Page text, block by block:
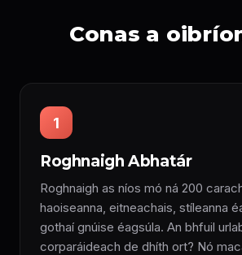
Conas a
1
Roghnaigh Abhatár
Roghnaigh as níos mó ná 200
haoiseanna, eitneachais, stíleanna
gothaí gnúise éagsúla. An bhfuil
corparáideach de dhíth ort? Nó